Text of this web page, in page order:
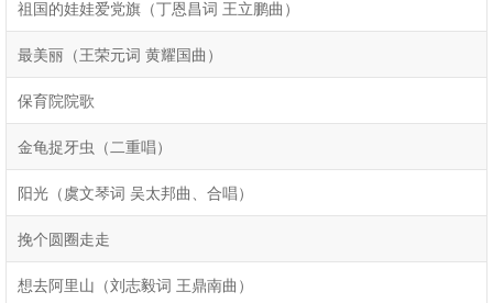
祖国的娃娃爱党旗（丁恩昌词 王立鹏曲）
最美丽（王荣元词 黄耀国曲）
保育院院歌
金龟捉牙虫（二重唱）
阳光（虞文琴词 吴太邦曲、合唱）
挽个圆圈走走
想去阿里山（刘志毅词 王鼎南曲）